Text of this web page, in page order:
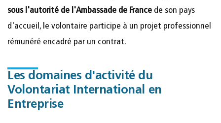
sous l'autorité de l'Ambassade de France de son pays
d'accueil, le volontaire participe à un projet professionnel
rémunéré encadré par un contrat.
Les domaines d'activité du
Volontariat International en
Entreprise